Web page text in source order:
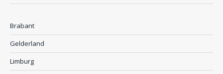
Brabant
Gelderland
Limburg